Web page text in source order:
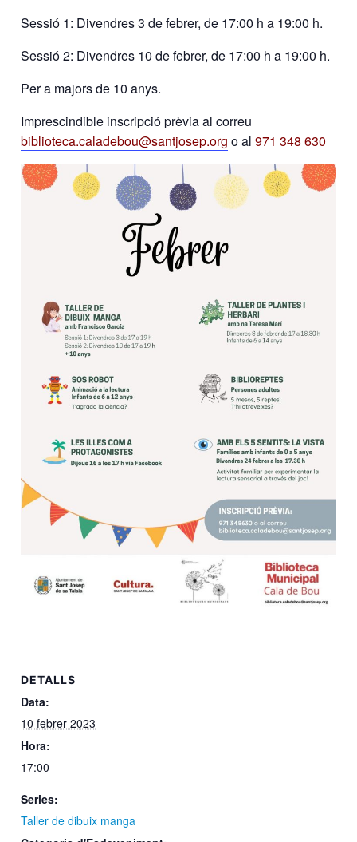
Sessió 1: Divendres 3 de febrer, de 17:00 h a 19:00 h.
Sessió 2: Divendres 10 de febrer, de 17:00 h a 19:00 h.
Per a majors de 10 anys.
Imprescindible inscripció prèvia al correu
biblioteca.caladebou@santjosep.org o al971 348 630
DETALLS
Data:
10 febrer 2023
Hora:
17:00
Series:
Taller de dibuix manga